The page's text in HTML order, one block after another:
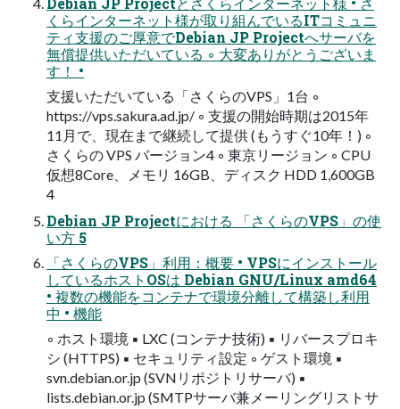
くらインターネット様が取り組んでいるITコミュニ
ティ支援のご厚意でDebian JP Projectへサーバを
無償提供いただいている ◦ 大変ありがとうございま
す！ •
支援いただいている「さくらのVPS」1台 ◦
https://vps.sakura.ad.jp/ ◦ 支援の開始時期は2015年
11月で、現在まで継続して提供 (もうすぐ10年！) ◦
さくらの VPS バージョン4 ◦ 東京リージョン ◦ CPU
仮想8Core、メモリ 16GB、ディスク HDD 1,600GB
4
Debian JP Projectにおける 「さくらのVPS」の使
い方 5
「さくらのVPS」利用：概要 • VPSにインストール
しているホストOSは Debian GNU/Linux amd64
• 複数の機能をコンテナで環境分離して構築し利用
中 • 機能
◦ ホスト環境 ▪ LXC (コンテナ技術) ▪ リバースプロキ
シ (HTTPS) ▪ セキュリティ設定 ◦ ゲスト環境 ▪
svn.debian.or.jp (SVNリポジトリサーバ) ▪
lists.debian.or.jp (SMTPサーバ兼メーリングリストサ